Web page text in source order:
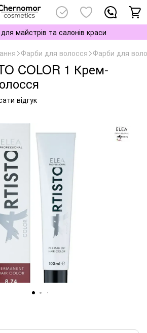
майстрів та салонів краси
Фарби для волосся Фарби для
COLOR 1 Крем-
відгук